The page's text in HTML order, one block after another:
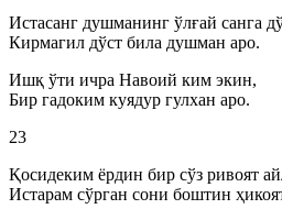
Истасанг душманинг ўлғай санга
Кирмагил дўст била душман аро.
Ишқ ўти ичра Навоий ким экин,
Бир гадоким куядур гулхан аро.
23
Қосидеким ёрдин бир сўз ривоят
Истарам сўрган сони боштин